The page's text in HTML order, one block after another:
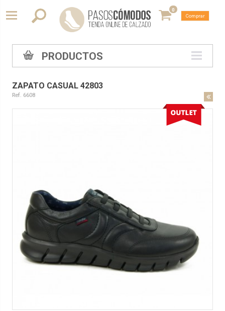
0
Comprar
PRODUCTOS
ZAPATO CASUAL 42803
Ref. 6608